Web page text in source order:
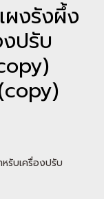
งรังผึ้ง
ปรับ
รับเครื่องปรับ